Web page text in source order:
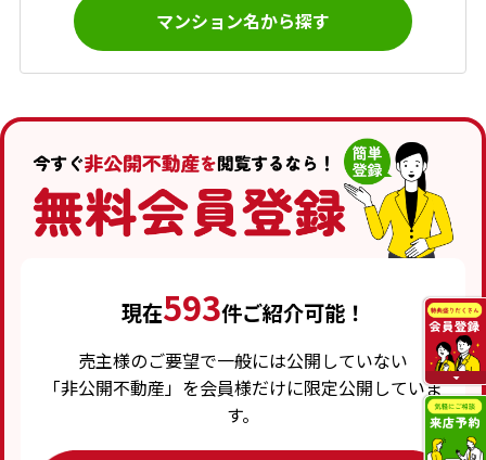
マンション名から探す
現在593件ご紹介可能！
売主様のご要望で一般には公開していない
「非公開不動産」を会員様だけに限定公開していま
す。